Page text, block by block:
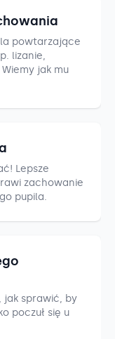
powtarzające
lizanie,
jak mu
Lepsze
zachowanie
pupila.
jak sprawić, by
poczuł się u